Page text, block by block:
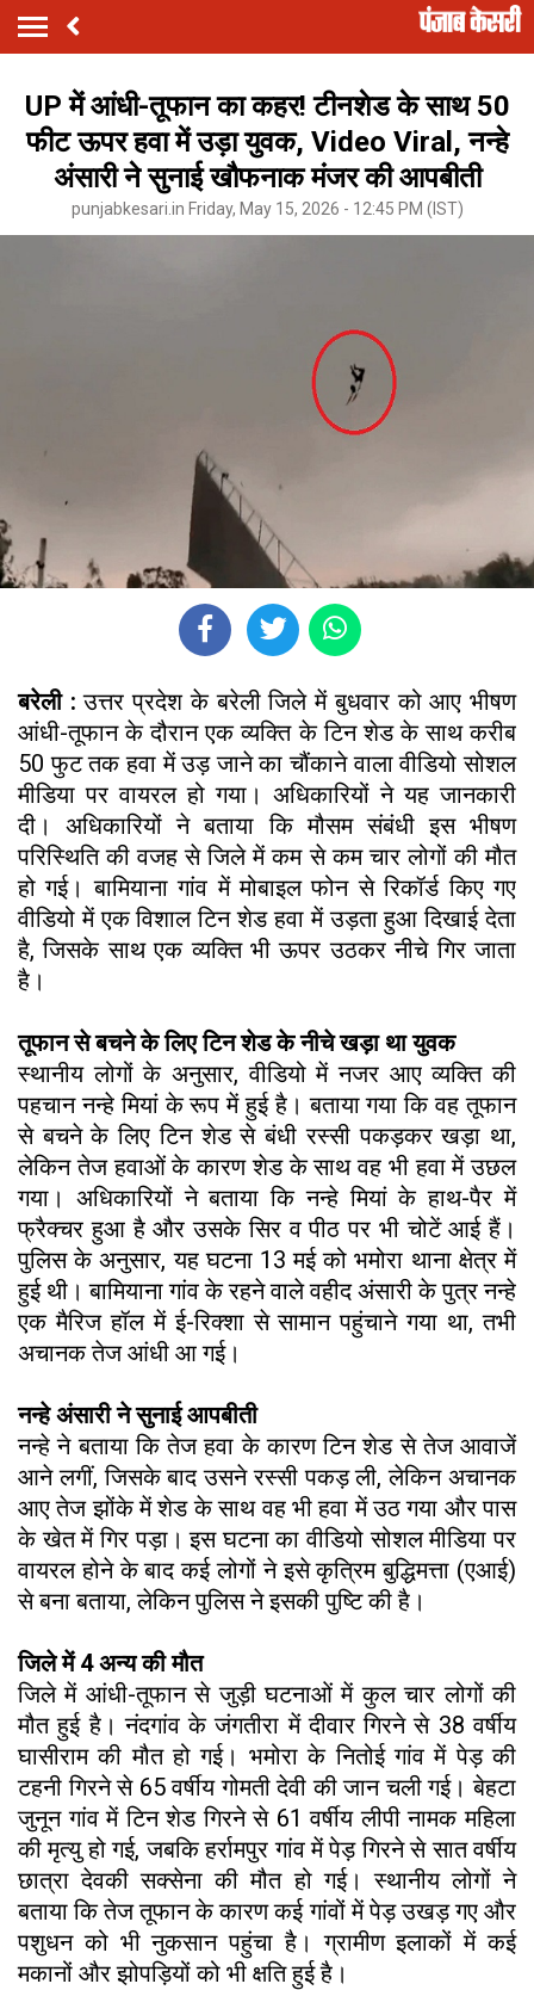
UP में आंधी-तूफान का कहर! टीनशेड के साथ 50
फीट ऊपर हवा में उड़ा युवक, Video Viral, नन्हे
अंसारी ने सुनाई खौफनाक मंजर की आपबीती
punjabkesari.in Friday, May 15, 2026 - 12:45 PM (IST)
बरेली :उत्तर प्रदेश के बरेली जिले में बुधवार को आए भीषण
आंधी-तूफान के दौरान एक व्यक्ति के टिन शेड के साथ करीब
50 फुट तक हवा में उड़ जाने का चौंकाने वाला वीडियो सोशल
मीडिया पर वायरल हो गया। अधिकारियों ने यह जानकारी
दी। अधिकारियों ने बताया कि मौसम संबंधी इस भीषण
परिस्थिति की वजह से जिले में कम से कम चार लोगों की मौत
हो गई। बामियाना गांव में मोबाइल फोन से रिकॉर्ड किए गए
वीडियो में एक विशाल टिन शेड हवा में उड़ता हुआ दिखाई देता
है, जिसके साथ एक व्यक्ति भी ऊपर उठकर नीचे गिर जाता
है।
तूफान से बचने के लिए टिन शेड के नीचे खड़ा था युवक
स्थानीय लोगों के अनुसार, वीडियो में नजर आए व्यक्ति की
पहचान नन्हे मियां के रूप में हुई है। बताया गया कि वह तूफान
से बचने के लिए टिन शेड से बंधी रस्सी पकड़कर खड़ा था,
लेकिन तेज हवाओं के कारण शेड के साथ वह भी हवा में उछल
गया। अधिकारियों ने बताया कि नन्हे मियां के हाथ-पैर में
फ्रैक्चर हुआ है और उसके सिर व पीठ पर भी चोटें आई हैं।
पुलिस के अनुसार, यह घटना 13 मई को भमोरा थाना क्षेत्र में
हुई थी। बामियाना गांव के रहने वाले वहीद अंसारी के पुत्र नन्हे
एक मैरिज हॉल में ई-रिक्शा से सामान पहुंचाने गया था, तभी
अचानक तेज आंधी आ गई।
नन्हे अंसारी ने सुनाई आपबीती
नन्हे ने बताया कि तेज हवा के कारण टिन शेड से तेज आवाजें
आने लगीं, जिसके बाद उसने रस्सी पकड़ ली, लेकिन अचानक
आए तेज झोंके में शेड के साथ वह भी हवा में उठ गया और पास
के खेत में गिर पड़ा। इस घटना का वीडियो सोशल मीडिया पर
वायरल होने के बाद कई लोगों ने इसे कृत्रिम बुद्धिमत्ता (एआई)
से बना बताया, लेकिन पुलिस ने इसकी पुष्टि की है।
जिले में 4 अन्य की मौत
जिले में आंधी-तूफान से जुड़ी घटनाओं में कुल चार लोगों की
मौत हुई है। नंदगांव के जंगतीरा में दीवार गिरने से 38 वर्षीय
घासीराम की मौत हो गई। भमोरा के नितोई गांव में पेड़ की
टहनी गिरने से 65 वर्षीय गोमती देवी की जान चली गई। बेहटा
जुनून गांव में टिन शेड गिरने से 61 वर्षीय लीपी नामक महिला
की मृत्यु हो गई, जबकि हर्रामपुर गांव में पेड़ गिरने से सात वर्षीय
छात्रा देवकी सक्सेना की मौत हो गई। स्थानीय लोगों ने
बताया कि तेज तूफान के कारण कई गांवों में पेड़ उखड़ गए और
पशुधन को भी नुकसान पहुंचा है। ग्रामीण इलाकों में कई
मकानों और झोपड़ियों को भी क्षति हुई है।